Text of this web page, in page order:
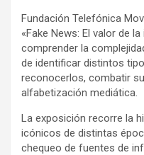
Fundación Telefónica
«Fake News: El valor de
comprender la
de identificar distintos
reconocerlos, combatir
alfabetización mediática.
La exposición recorre la
icónicos de distintas
chequeo de fuentes de